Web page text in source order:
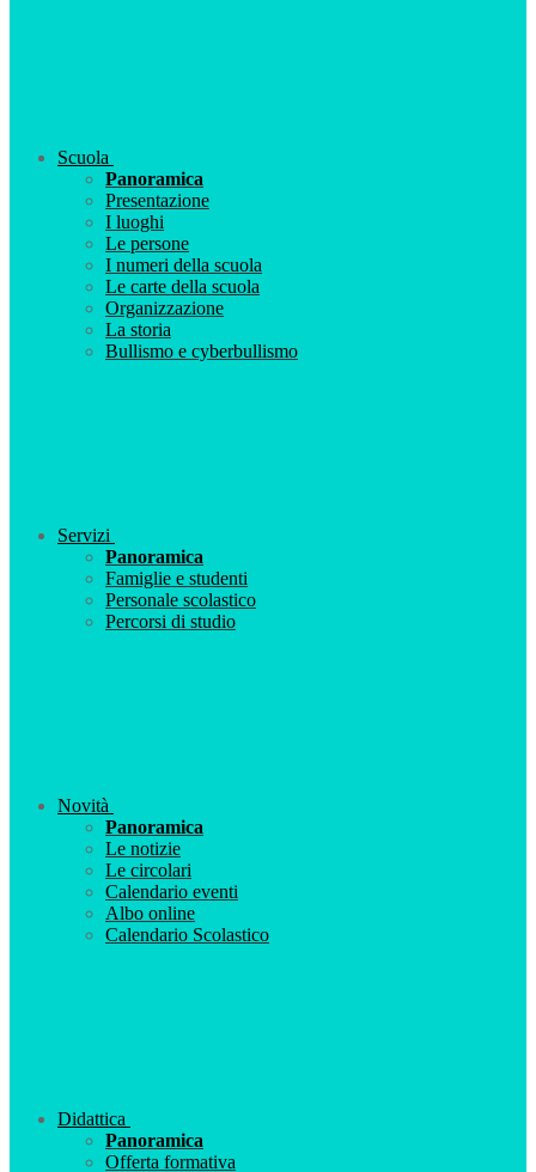
Scuola
Panoramica
Presentazione
I luoghi
Le persone
I numeri della scuola
Le carte della scuola
Organizzazione
La storia
Bullismo e cyberbullismo
Servizi
Panoramica
Famiglie e studenti
Personale scolastico
Percorsi di studio
Novità
Panoramica
Le notizie
Le circolari
Calendario eventi
Albo online
Calendario Scolastico
Didattica
Panoramica
Offerta formativa